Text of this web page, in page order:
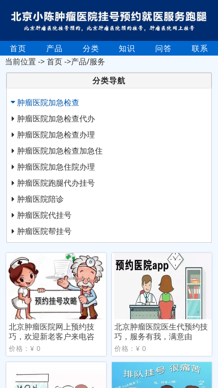
首页 产品 分类 知识 问答
联系
当前位置 ->首页->产品/服务
分类导航
肿瘤医院加急检查
肿瘤医院加急检查代办
肿瘤医院加急检查办理
肿瘤医院加急检查加急住
肿瘤医院加急住院办理
肿瘤医院跑腿代办挂号
肿瘤医院陪诊
肿瘤医院代挂号
肿瘤医院帮挂号
北京肿瘤医院网上预约技
巧，欢迎新老客户来电咨
价格：¥ 0
北京肿瘤医院医生代预约技
巧，服务有我，满意由
价格：¥ 0